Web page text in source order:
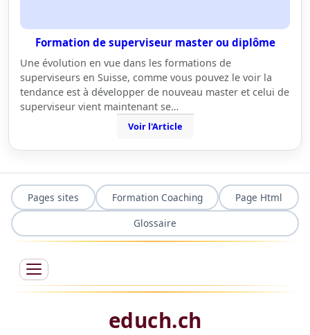
Formation de superviseur master ou diplôme
Une évolution en vue dans les formations de
superviseurs en Suisse, comme vous pouvez le voir la
tendance est à développer de nouveau master et celui de
superviseur vient maintenant se…
Voir l'Article
Pages sites Formation Coaching
Page Html
Glossaire
educh.ch